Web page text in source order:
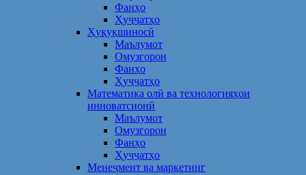
Фанҳо
Ҳуҷҷатҳо
Ҳуқуқшиносӣ
Маълумот
Омузгорон
Фанҳо
Ҳуҷҷатҳо
Математика олӣ ва технологияҳои
инноватсионӣ
Маълумот
Омузгорон
Фанҳо
Ҳуҷҷатҳо
Менеҷмент ва маркетинг